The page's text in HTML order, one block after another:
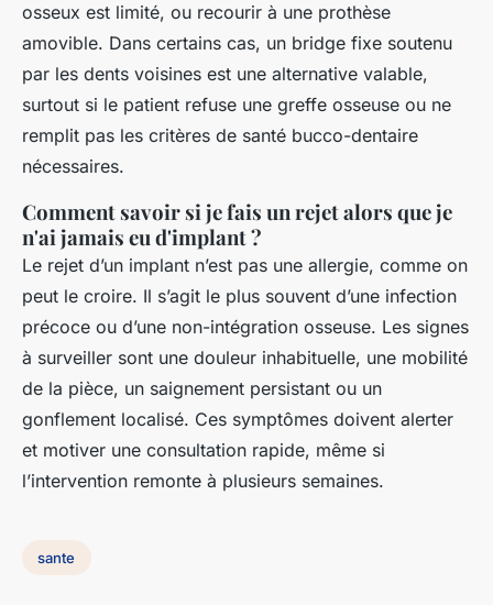
osseux est limité, ou recourir à une prothèse
amovible. Dans certains cas, un bridge fixe soutenu
par les dents voisines est une alternative valable,
surtout si le patient refuse une greffe osseuse ou ne
remplit pas les critères de santé bucco-dentaire
nécessaires.
Comment savoir si je fais un rejet alors que je
n'ai jamais eu d'implant ?
Le rejet d’un implant n’est pas une allergie, comme on
peut le croire. Il s’agit le plus souvent d’une infection
précoce ou d’une non-intégration osseuse. Les signes
à surveiller sont une douleur inhabituelle, une mobilité
de la pièce, un saignement persistant ou un
gonflement localisé. Ces symptômes doivent alerter
et motiver une consultation rapide, même si
l’intervention remonte à plusieurs semaines.
sante